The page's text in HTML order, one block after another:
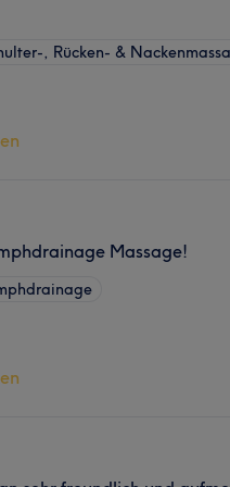
, Rücken- &
Massage!